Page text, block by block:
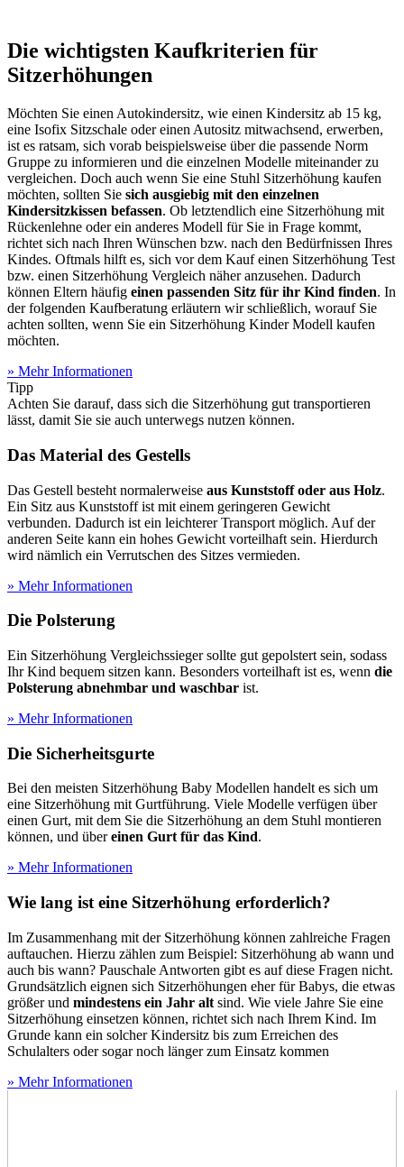
Die wichtigsten Kaufkriterien für
Sitzerhöhungen
Möchten Sie einen Autokindersitz, wie einen Kindersitz ab 15 kg,
eine Isofix Sitzschale oder einen Autositz mitwachsend, erwerben,
ist es ratsam, sich vorab beispielsweise über die passende Norm
Gruppe zu informieren und die einzelnen Modelle miteinander zu
vergleichen. Doch auch wenn Sie eine Stuhl Sitzerhöhung kaufen
möchten, sollten Sie sich ausgiebig mit den einzelnen
Kindersitzkissen befassen. Ob letztendlich eine Sitzerhöhung mit
Rückenlehne oder ein anderes Modell für Sie in Frage kommt,
richtet sich nach Ihren Wünschen bzw. nach den Bedürfnissen Ihres
Kindes. Oftmals hilft es, sich vor dem Kauf einen Sitzerhöhung Test
bzw. einen Sitzerhöhung Vergleich näher anzusehen. Dadurch
können Eltern häufig einen passenden Sitz für ihr Kind finden. In
der folgenden Kaufberatung erläutern wir schließlich, worauf Sie
achten sollten, wenn Sie ein Sitzerhöhung Kinder Modell kaufen
möchten.
» Mehr Informationen
Tipp
Achten Sie darauf, dass sich die Sitzerhöhung gut transportieren
lässt, damit Sie sie auch unterwegs nutzen können.
Das Material des Gestells
Das Gestell besteht normalerweise aus Kunststoff oder aus Holz.
Ein Sitz aus Kunststoff ist mit einem geringeren Gewicht
verbunden. Dadurch ist ein leichterer Transport möglich. Auf der
anderen Seite kann ein hohes Gewicht vorteilhaft sein. Hierdurch
wird nämlich ein Verrutschen des Sitzes vermieden.
» Mehr Informationen
Die Polsterung
Ein Sitzerhöhung Vergleichssieger sollte gut gepolstert sein, sodass
Ihr Kind bequem sitzen kann. Besonders vorteilhaft ist es, wenn die
Polsterung abnehmbar und waschbar ist.
» Mehr Informationen
Die Sicherheitsgurte
Bei den meisten Sitzerhöhung Baby Modellen handelt es sich um
eine Sitzerhöhung mit Gurtführung. Viele Modelle verfügen über
einen Gurt, mit dem Sie die Sitzerhöhung an dem Stuhl montieren
können, und übereinen Gurt für das Kind.
» Mehr Informationen
Wie lang ist eine Sitzerhöhung erforderlich?
Im Zusammenhang mit der Sitzerhöhung können zahlreiche Fragen
auftauchen. Hierzu zählen zum Beispiel: Sitzerhöhung ab wann und
auch bis wann? Pauschale Antworten gibt es auf diese Fragen nicht.
Grundsätzlich eignen sich Sitzerhöhungen eher für Babys, die etwas
größer und mindestens ein Jahr alt sind. Wie viele Jahre Sie eine
Sitzerhöhung einsetzen können, richtet sich nach Ihrem Kind. Im
Grunde kann ein solcher Kindersitz bis zum Erreichen des
Schulalters oder sogar noch länger zum Einsatz kommen
» Mehr Informationen